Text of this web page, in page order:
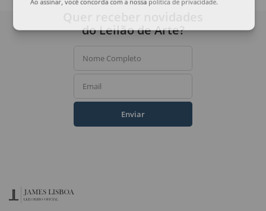
Ao assinar, você concorda com a nossa política de privacidade
do Leilão de Arte?
Nome Completo
Email
Enviar